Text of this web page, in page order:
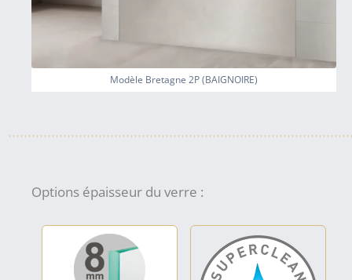
Modèle Bretagne 2P (BAIGNOIRE)
Options épaisseur du verre :